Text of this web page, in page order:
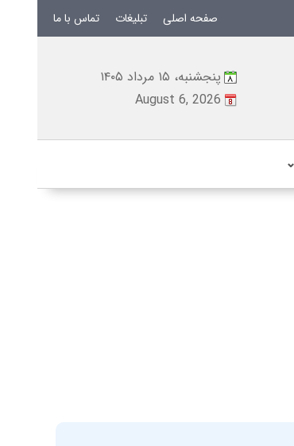
صفحه اصلی تبلیغات تماس با ما
پنجشنبه، ۱۵ مرداد ۱۴۰۵
August 6, 2026
⌄